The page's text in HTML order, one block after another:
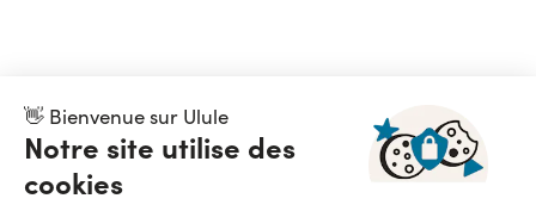
👋 Bienvenue sur Ulule
Notre site utilise des
cookies